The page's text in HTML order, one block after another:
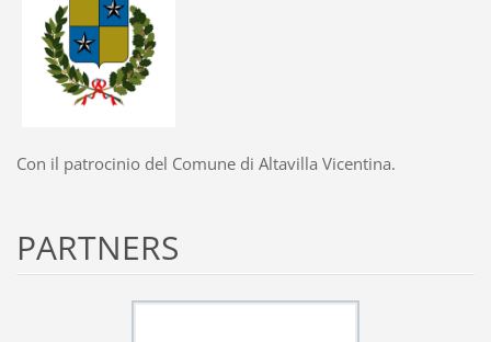
Con il patrocinio del Comune di Altavilla Vicentina.
PARTNERS